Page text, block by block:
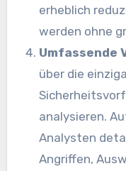
erheblich
werden ohne
Umfassende
über die
analysieren.
Analysten
Angriffen,